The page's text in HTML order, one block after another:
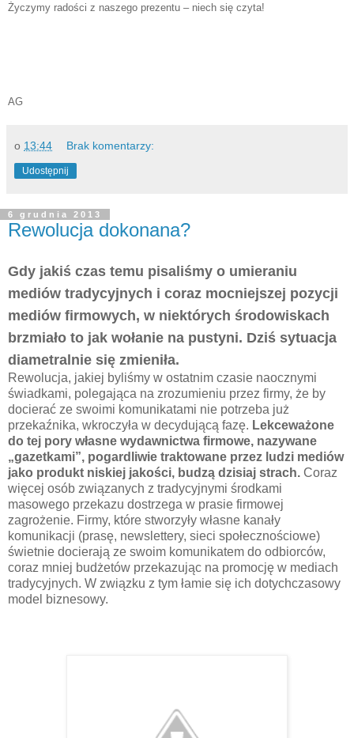
Życzymy radości z naszego prezentu – niech się czyta!
AG
o 13:44 Brak komentarzy:
Udostępnij
6 grudnia 2013
Rewolucja dokonana?
Gdy jakiś czas temu pisaliśmy o umieraniu
mediów tradycyjnych i coraz mocniejszej pozycji
mediów firmowych, w niektórych środowiskach
brzmiało to jak wołanie na pustyni. Dziś sytuacja
diametralnie się zmieniła.
Rewolucja, jakiej byliśmy w ostatnim czasie naocznymi
świadkami, polegająca na zrozumieniu przez firmy, że by
docierać ze swoimi komunikatami nie potrzeba już
przekaźnika, wkroczyła w decydującą fazę. Lekceważone
do tej pory własne wydawnictwa firmowe, nazywane
„gazetkami”, pogardliwie traktowane przez ludzi mediów
jako produkt niskiej jakości, budzą dzisiaj strach. Coraz
więcej osób związanych z tradycyjnymi środkami
masowego przekazu dostrzega w prasie firmowej
zagrożenie. Firmy, które stworzyły własne kanały
komunikacji (prasę, newslettery, sieci społecznościowe)
świetnie docierają ze swoim komunikatem do odbiorców,
coraz mniej budżetów przekazując na promocję w mediach
tradycyjnych. W związku z tym łamie się ich dotychczasowy
model biznesowy.